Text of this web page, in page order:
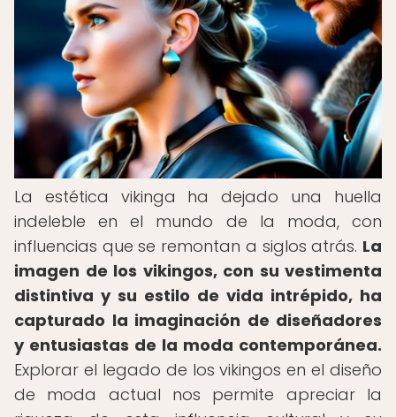
La estética vikinga ha dejado una huella
indeleble en el mundo de la moda, con
influencias que se remontan a siglos atrás. La
imagen de los vikingos, con su vestimenta
distintiva y su estilo de vida intrépido, ha
capturado la imaginación de diseñadores
y entusiastas de la moda contemporánea.
Explorar el legado de los vikingos en el diseño
de moda actual nos permite apreciar la